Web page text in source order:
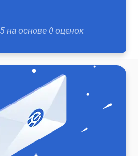
5на основе 0оценок